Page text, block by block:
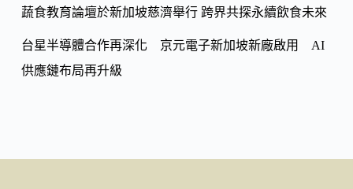
蔬食教育論壇於新加坡慈濟舉行 跨界共探永續飲食未來
台星半導體合作再深化 京元電子新加坡新廠啟用 AI
供應鏈布局再升級